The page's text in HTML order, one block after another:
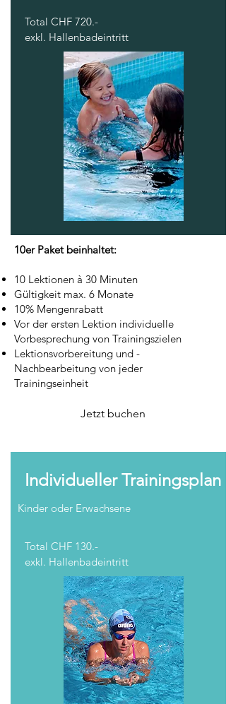
Total CHF 720.-
exkl. Hallenbadeintritt
10er Paket beinhaltet:
10 Lektionen à 30 Minuten
Gültigkeit max. 6 Monate
10% Mengenrabatt
Vor der ersten Lektion individuelle
Vorbesprechung von Trainingszielen
Lektionsvorbereitung und -
Nachbearbeitung von jeder
Trainingseinheit
Jetzt buchen
Individueller Trainingsplan
Kinder oder Erwachsene
Total CHF 130.-
exkl. Hallenbadeintritt